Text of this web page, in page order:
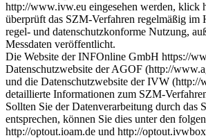
http://www.ivw.eu eingesehen werden, klick
überprüft das SZM-Verfahren regelmäßig im
regel- und datenschutzkonforme Nutzung,
Messdaten veröffentlicht.
Die Website der INFOnline GmbH https://
Datenschutzwebsite der AGOF (http://
und die Datenschutzwebsite der IVW (http://
detaillierte Informationen zum SZM-
Sollten Sie der Datenverarbeitung durch das
entsprechen, können Sie dies unter den
http://optout.ioam.de und http://